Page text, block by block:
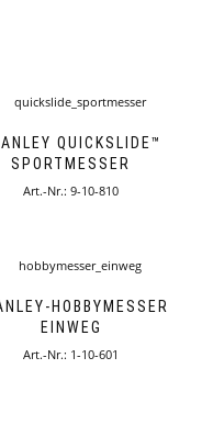
QUICKSLIDE™
SPORTMESSER
Art.-Nr.: 9-10-810
HOBBYMESSER
EINWEG
Art.-Nr.: 1-10-601